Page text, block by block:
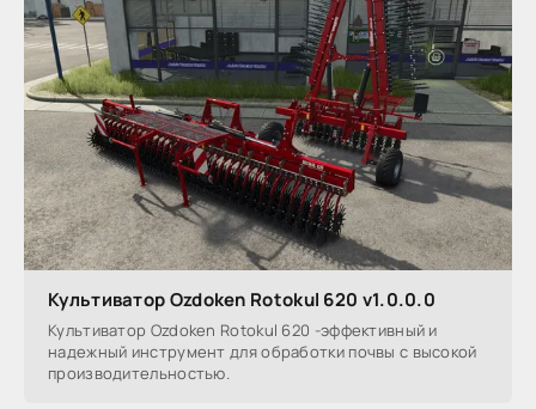
Культиватор Ozdoken Rotokul 620 v1.0.0.0
Культиватор Ozdoken Rotokul 620 -эффективный и
надежный инструмент для обработки почвы с высокой
производительностью.